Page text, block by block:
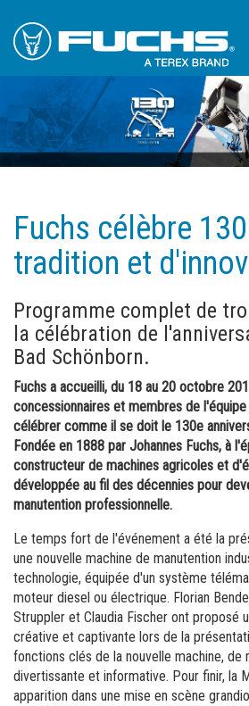
Main
Main
Footer
Produits
Machines de manutention
Machines de manutention électriques
Bandes transporteuses
Accessoires
Solutions individuelles
Applications
Recyclage
Zones portuaires
Rapports de travail
Assistance
Télématique
Pièces et accessoires
Service Packages
À propos de nous
À propos de Fuchs
Actualités et événements
Brochures
Commande de brochures
Merchandising
Carrière
Inscription à la newsletter
Nous contacteur
Formulaire de contact
Accès
Fuchs célèbre
tradition et
Programme complet de
la célébration de
Bad Schönborn.
Fuchs a accueilli, du 18 au 20 octobre
concessionnaires et membres de
célébrer comme il se doit le 130e
Fondée en 1888 par Johannes Fuchs, à
constructeur de machines agricoles et
développée au fil des décennies pour
manutention professionnelle.
Le temps fort de l'événement a été la
une nouvelle machine de manutention
technologie, équipée d'un système
moteur diesel ou électrique. Florian
Struppler et Claudia Fischer ont proposé
créative et captivante lors de la
fonctions clés de la nouvelle machine, de
divertissante et informative. Pour finir, la
apparition dans une mise en scène